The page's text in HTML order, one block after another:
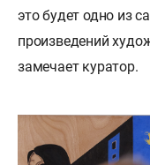
это будет одно из
произведений
замечает куратор.